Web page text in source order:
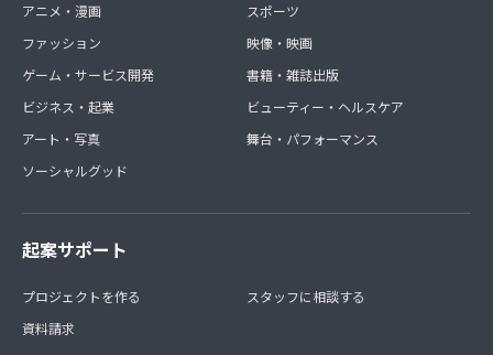
アニメ・漫画
ファッション
ゲーム・サービス開発
ビジネス・起業
アート・写真
ソーシャルグッド
スポーツ
映像・映画
書籍・雑誌出版
ビューティー・ヘルスケア
舞台・パフォーマンス
起案サポート
プロジェクトを作る
資料請求
スタッフに相談する